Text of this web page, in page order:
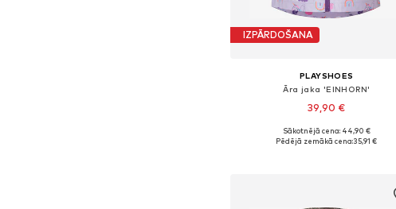
IZPĀRDOŠANA
PLAYSHOES
Āra jaka 'EINHORN'
39,90 €
Pieejams daudzos izmēros
Sākotnējā cena: 44,90 €
Pēdējā zemākā cena:35,91 €